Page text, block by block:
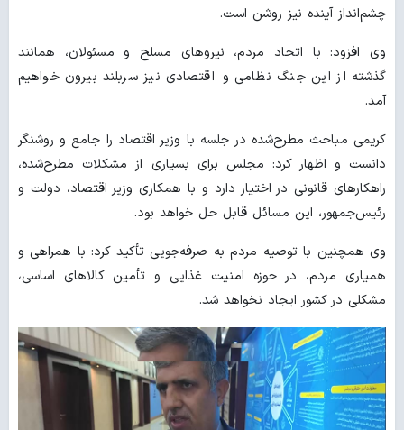
چشم‌انداز آینده نیز روشن است.
وی افزود: با اتحاد مردم، نیروهای مسلح و مسئولان، همانند
گذشته از این جنگ نظامی و اقتصادی نیز سربلند بیرون خواهیم
آمد.
کریمی مباحث مطرح‌شده در جلسه با وزیر اقتصاد را جامع و روشنگر
دانست و اظهار کرد: مجلس برای بسیاری از مشکلات مطرح‌شده،
راهکارهای قانونی در اختیار دارد و با همکاری وزیر اقتصاد، دولت و
رئیس‌جمهور، این مسائل قابل حل خواهد بود.
وی همچنین با توصیه مردم به صرفه‌جویی تأکید کرد: با همراهی و
همیاری مردم، در حوزه امنیت غذایی و تأمین کالاهای اساسی،
مشکلی در کشور ایجاد نخواهد شد.